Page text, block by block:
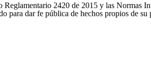
2420 de 2015 y las
para dar fe pública de hechos propios de